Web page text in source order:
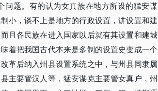
题。有的认为女真族在地方所设的猛安谋
小，谈不上是地方的行政设置，讲设置和建
且各民族在进入国家以后就有其设置和建城
着把我国古代本来是多制的设置史变成一个
革后纳入州县设置系统之中，与州县同隶属
主要管汉人等，猛安谋克主要管女真户，州